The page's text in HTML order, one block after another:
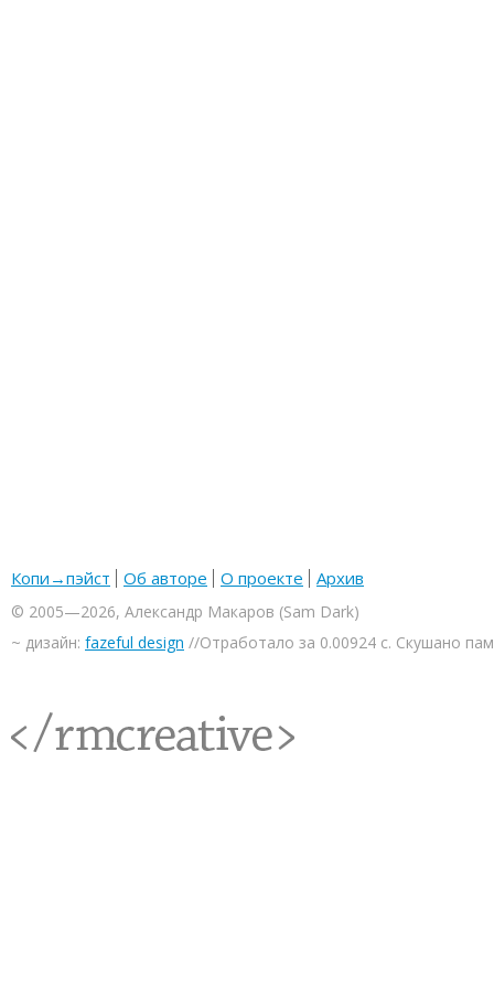
Копи→пэйст Об авторе О проекте Архив
© 2005—2026, Александр Макаров (Sam Dark)
~ дизайн: fazeful design //Отработало за 0.00924 с. Скушано
<rmcreative/>